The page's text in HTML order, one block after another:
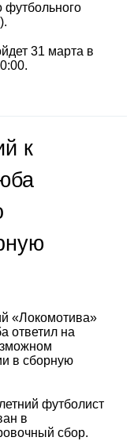
футбольного
31 марта в
к
«Локомотива»
ответил на
в сборную
футболист
в
сбор.